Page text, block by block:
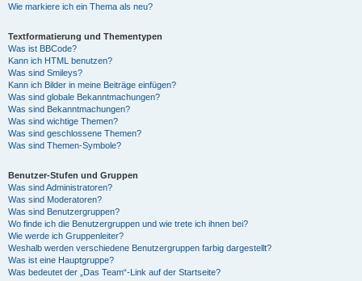
Wie markiere ich ein Thema als neu?
Textformatierung und Thementypen
Was ist BBCode?
Kann ich HTML benutzen?
Was sind Smileys?
Kann ich Bilder in meine Beiträge einfügen?
Was sind globale Bekanntmachungen?
Was sind Bekanntmachungen?
Was sind wichtige Themen?
Was sind geschlossene Themen?
Was sind Themen-Symbole?
Benutzer-Stufen und Gruppen
Was sind Administratoren?
Was sind Moderatoren?
Was sind Benutzergruppen?
Wo finde ich die Benutzergruppen und wie trete ich ihnen bei?
Wie werde ich Gruppenleiter?
Weshalb werden verschiedene Benutzergruppen farbig dargestellt?
Was ist eine Hauptgruppe?
Was bedeutet der „Das Team“-Link auf der Startseite?